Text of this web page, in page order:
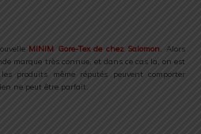
MINIM Gore-Tex de chez Salomon. Alors
marque très connue, et dans ce cas la, on est
produits même réputés peuvent comporter
ne peut être parfait.